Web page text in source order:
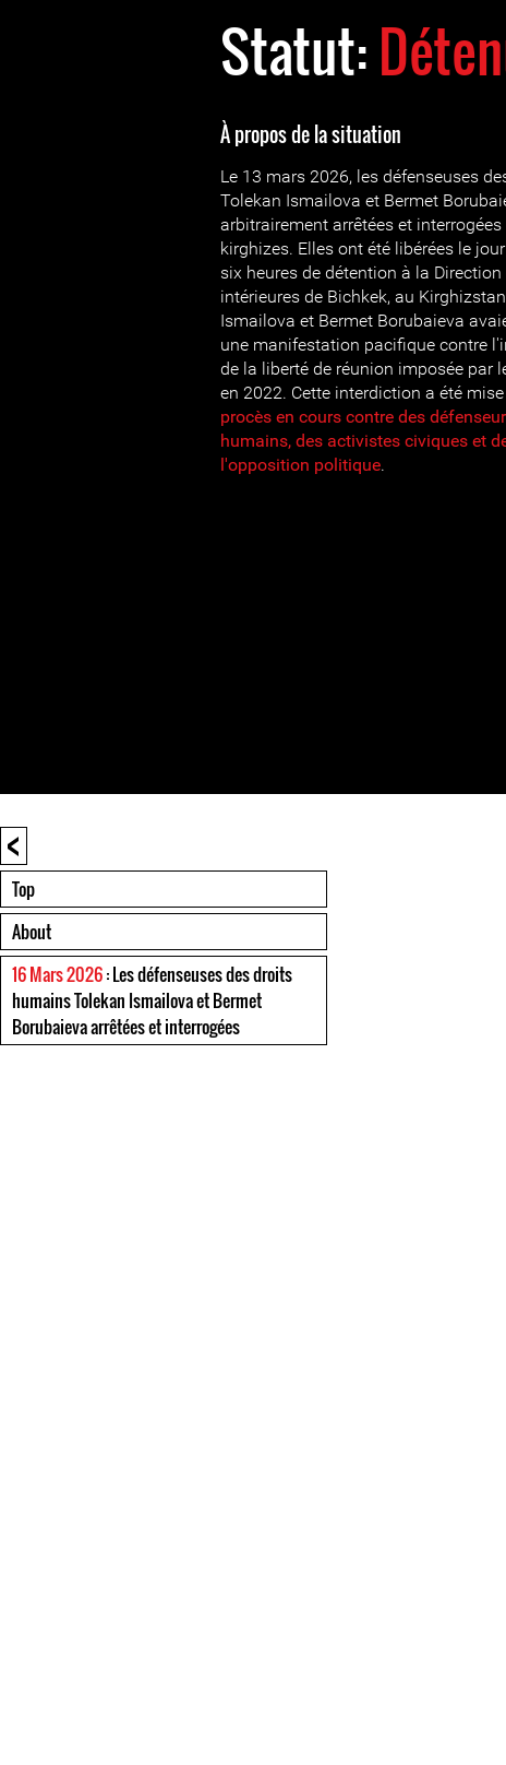
Statut:
À propos de la situation
Le 13 mars 2026, les défenseuses
Tolekan Ismailova et Bermet
arbitrairement arrêtées et
kirghizes. Elles ont été libérées le
six heures de détention à la
intérieures de Bichkek, au
Ismailova et Bermet Borubaieva
une manifestation pacifique contre
de la liberté de réunion imposée par
en 2022. Cette interdiction a été
procès en cours contre des
humains, des activistes civiques et
l'opposition politique.
<
Top
About
16 Mars 2026: Les défenseuses des droits
humains Tolekan Ismailova et Bermet
Borubaieva arrêtées et interrogées